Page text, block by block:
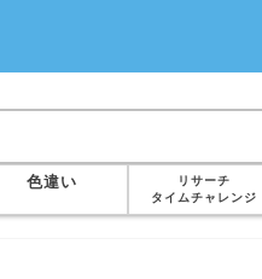
色違い
リサーチ
タイムチャレンジ